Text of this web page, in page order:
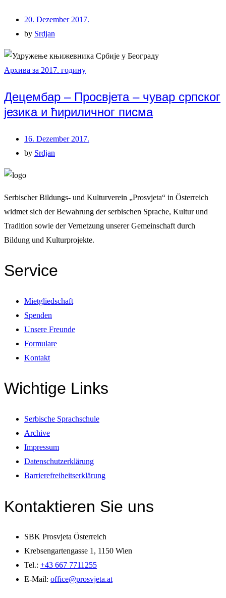
20. Dezember 2017.
by Srdjan
Архива за 2017. годину
Децембар – Просвјета – чувар српског
језика и ћириличног писма
16. Dezember 2017.
by Srdjan
Serbischer Bildungs- und Kulturverein „Prosvjeta“ in Österreich
widmet sich der Bewahrung der serbischen Sprache, Kultur und
Tradition sowie der Vernetzung unserer Gemeinschaft durch
Bildung und Kulturprojekte.
Service
Mietgliedschaft
Spenden
Unsere Freunde
Formulare
Kontakt
Wichtige Links
Serbische Sprachschule
Archive
Impressum
Datenschutzerklärung
Barrierefreiheitserklärung
Kontaktieren Sie uns
SBK Prosvjeta Österreich
Krebsengartengasse 1, 1150 Wien
Tel.: +43 667 7711255
E-Mail: office@prosvjeta.at